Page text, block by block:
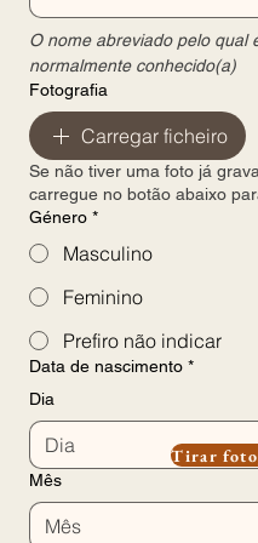
O nome abreviado pelo qual
normalmente conhecido(a)
Fotografia
Carregar ficheiro
Se não tiver uma foto já
carregue no botão abaixo
Género *
Masculino
Feminino
Prefiro não indicar
Data de nascimento *
Dia
Mês
Tirar